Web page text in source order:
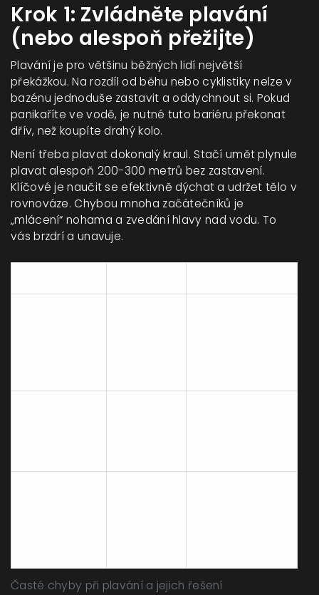
Krok 1: Zvládněte plavání
(nebo alespoň přežijte)
Plavání je pro většinu běžných lidí největší
překážkou. Na rozdíl od běhu nebo cyklistiky nelze v
bazénu jednoduše zastavit a oddychnout si. Pokud
panikaříte ve vodě, je nutné tuto bariéru překonat
dřív, než koupíte drahý kolo.
Není třeba plavat dokonalý kraul. Stačí umět plynule
plavat alespoň 200-300 metrů bez zastavení.
Klíčové je naučit se efektivně dýchat a udržet tělo v
rovnováze. Chybou mnoha začátečníků je
„mlácení“ nohama a zvedání hlavy nad vodu. To
vás brzdrí a unavuje.
Časté chyby při plavání a jejich řešení